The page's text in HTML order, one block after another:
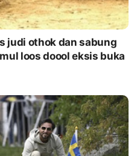
judi othok dan sabung
loos doool eksis buka